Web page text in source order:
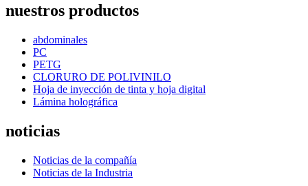
nuestros productos
abdominales
PC
PETG
CLORURO DE POLIVINILO
Hoja de inyección de tinta y hoja digital
Lámina holográfica
noticias
Noticias de la compañía
Noticias de la Industria